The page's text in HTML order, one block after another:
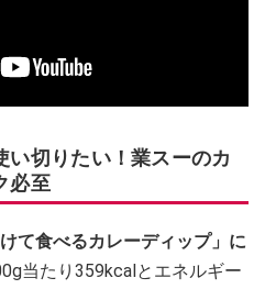
い切りたい！業スーのカ
必至
て食べるカレーディップ」に
当たり359kcalとエネルギー